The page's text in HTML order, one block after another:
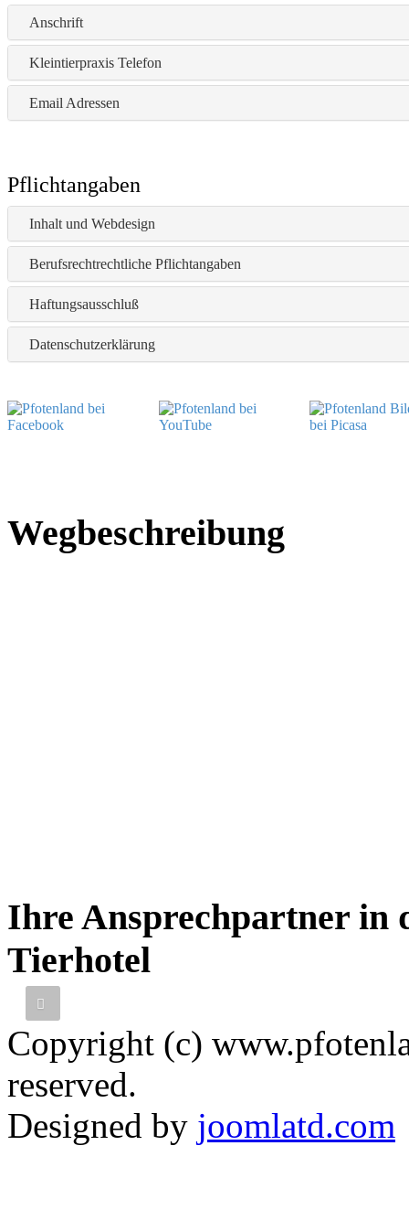
Meerschweinchen
Kaninchen
Anschrift
Kleintierpraxis Telefon
Email Adressen
Pflichtangaben
Inhalt und Webdesign
Berufsrechtrechtliche Pflichtangaben
Haftungsausschluß
Datenschutzerklärung
Wegbeschreibung
Ihre Ansprechpartner in
Tierhotel
Thomas
Tierarzt
Copyright (c)
reserved.
Designed by joomlatd.com